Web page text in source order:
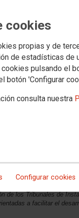
cookies
propias y de
de estadísticas de
pulsando el
botón 'Configurar
consulta nuestra
Configurar cookies
las modificaciones
1/2025, de 2 de enero,
en vigor de esta
de los Tribunales de
a facilitar el